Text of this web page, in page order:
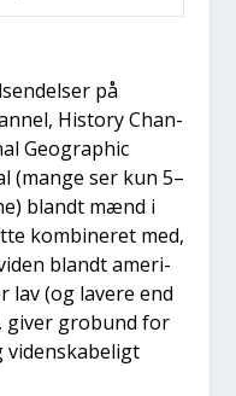
på
History Chan­
Geo­grap­hic
(man­ge ser kun 5–
blandt mænd i
kom­bi­ne­ret med,
blandt ame­ri­
lav (og lave­re end
giver gro­bund for